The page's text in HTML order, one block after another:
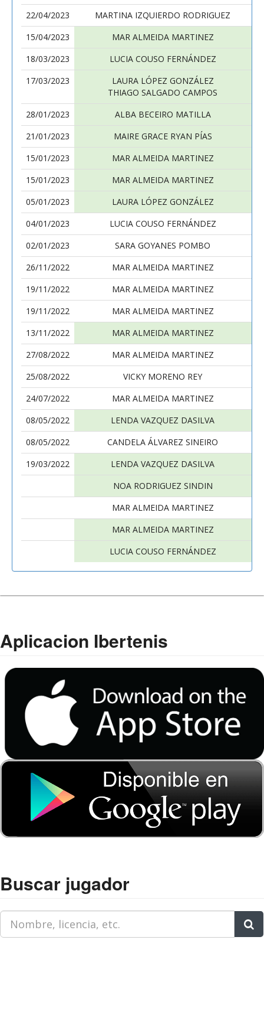
22/04/2023
MARTINA IZQUIERDO RODRIGUEZ
15/04/2023
MAR ALMEIDA MARTINEZ
18/03/2023
LUCIA COUSO FERNÁNDEZ
17/03/2023
LAURA LÓPEZ GONZÁLEZ
THIAGO SALGADO CAMPOS
28/01/2023
ALBA BECEIRO MATILLA
21/01/2023
MAIRE GRACE RYAN PÍAS
15/01/2023
MAR ALMEIDA MARTINEZ
15/01/2023
MAR ALMEIDA MARTINEZ
05/01/2023
LAURA LÓPEZ GONZÁLEZ
04/01/2023
LUCIA COUSO FERNÁNDEZ
02/01/2023
SARA GOYANES POMBO
26/11/2022
MAR ALMEIDA MARTINEZ
19/11/2022
MAR ALMEIDA MARTINEZ
19/11/2022
MAR ALMEIDA MARTINEZ
13/11/2022
MAR ALMEIDA MARTINEZ
27/08/2022
MAR ALMEIDA MARTINEZ
25/08/2022
VICKY MORENO REY
24/07/2022
MAR ALMEIDA MARTINEZ
08/05/2022
LENDA VAZQUEZ DASILVA
08/05/2022
CANDELA ÁLVAREZ SINEIRO
19/03/2022
LENDA VAZQUEZ DASILVA
NOA RODRIGUEZ SINDIN
MAR ALMEIDA MARTINEZ
MAR ALMEIDA MARTINEZ
LUCIA COUSO FERNÁNDEZ
Aplicacion Ibertenis
Buscar jugador